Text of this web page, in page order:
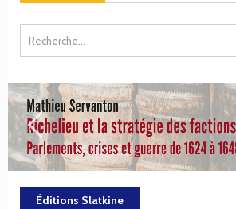
Éditions Slatkine